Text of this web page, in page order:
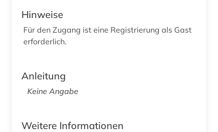
Hinweise
Für den Zugang ist eine Registrierung als Gast
erforderlich.
Anleitung
Keine Angabe
Weitere Informationen